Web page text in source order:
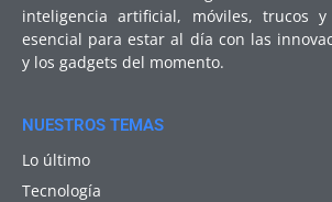
inteligencia artificial, móviles, trucos
esencial para estar al día con las
y los gadgets del momento.
NUESTROS TEMAS
Lo último
Tecnología